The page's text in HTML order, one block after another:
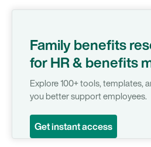
Family benefits
for HR & benefits
Explore 100+ tools, templates,
you better support employees.
Get instant access